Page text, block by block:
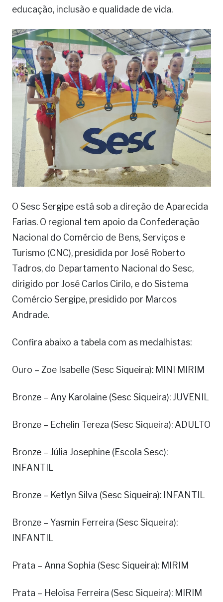
educação, inclusão e qualidade de vida.
O Sesc Sergipe está sob a direção de Aparecida
Farias. O regional tem apoio da Confederação
Nacional do Comércio de Bens, Serviços e
Turismo (CNC), presidida por José Roberto
Tadros, do Departamento Nacional do Sesc,
dirigido por José Carlos Cirilo, e do Sistema
Comércio Sergipe, presidido por Marcos
Andrade.
Confira abaixo a tabela com as medalhistas:
Ouro – Zoe Isabelle (Sesc Siqueira): MINI MIRIM
Bronze – Any Karolaine (Sesc Siqueira): JUVENIL
Bronze – Echelin Tereza (Sesc Siqueira): ADULTO
Bronze – Júlia Josephine (Escola Sesc):
INFANTIL
Bronze – Ketlyn Silva (Sesc Siqueira): INFANTIL
Bronze – Yasmin Ferreira (Sesc Siqueira):
INFANTIL
Prata – Anna Sophia (Sesc Siqueira): MIRIM
Prata – Heloísa Ferreira (Sesc Siqueira): MIRIM